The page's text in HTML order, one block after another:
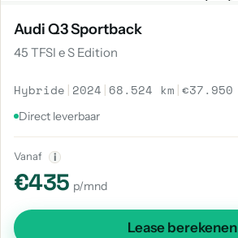
Audi Q3 Sportback
45 TFSI e S Edition
Hybride | 2024 | 68.524 km |€37.950
Direct leverbaar
Vanaf i
€435 p/mnd
Lease berekenen